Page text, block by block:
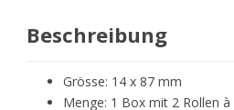
Beschreibung
Grösse: 14 x 87 mm
Menge: 1 Box mit 2 Rollen